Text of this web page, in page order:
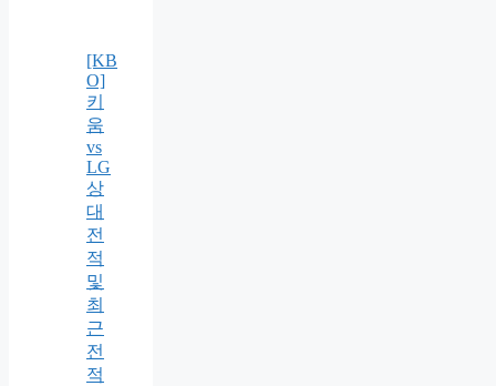
[KB
O]
키
움
vs
LG
상
대
전
적
및
최
근
전
적